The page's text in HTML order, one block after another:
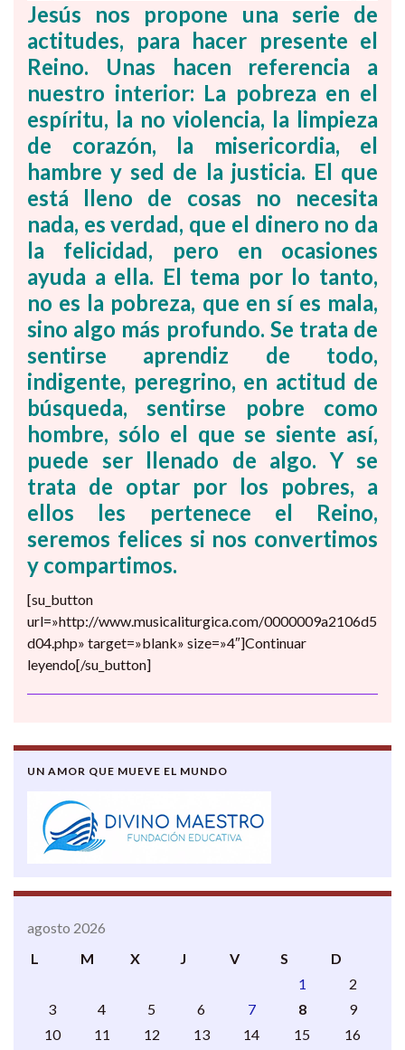
Jesús nos propone una serie de
actitudes, para hacer presente el
Reino. Unas hacen referencia a
nuestro interior: La pobreza en el
espíritu, la no violencia, la limpieza
de corazón, la misericordia, el
hambre y sed de la justicia. El que
está lleno de cosas no necesita
nada, es verdad, que el dinero no da
la felicidad, pero en ocasiones
ayuda a ella. El tema por lo tanto,
no es la pobreza, que en sí es mala,
sino algo más profundo. Se trata de
sentirse aprendiz de todo,
indigente, peregrino, en actitud de
búsqueda, sentirse pobre como
hombre, sólo el que se siente así,
puede ser llenado de algo. Y se
trata de optar por los pobres, a
ellos les pertenece el Reino,
seremos felices si nos convertimos
y compartimos.
[su_button
url=»http://www.musicaliturgica.com/0000009a2106d5
d04.php» target=»blank» size=»4″]Continuar
leyendo[/su_button]
UN AMOR QUE MUEVE EL MUNDO
agosto 2026
L
M X J V S
D
1
2
3
4 5 6 7 8
9
10
11 12 13 14 15
16